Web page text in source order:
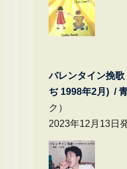
バレンタイン挽
ぢ 1998年2月) /
ク）
2023年12月13日